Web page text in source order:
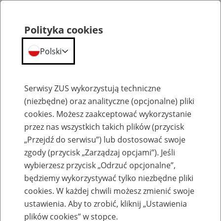
Emerytury
Baza zlikwidowanych lub
przekształconych zakładów pracy
Polityka cookies
Polski
Serwisy ZUS wykorzystują techniczne
(niezbędne) oraz analityczne (opcjonalne) pliki
cookies. Możesz zaakceptować wykorzystanie
przez nas wszystkich takich plików (przycisk
„Przejdź do serwisu”) lub dostosować swoje
zgody (przycisk „Zarządzaj opcjami”). Jeśli
wybierzesz przycisk „Odrzuć opcjonalne”,
będziemy wykorzystywać tylko niezbędne pliki
cookies. W każdej chwili możesz zmienić swoje
ustawienia. Aby to zrobić, kliknij „Ustawienia
plików cookies” w stopce.